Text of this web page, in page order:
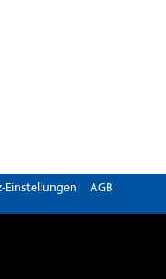
Einstellungen AGB